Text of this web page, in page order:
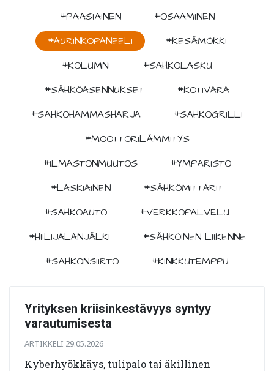
#PÄÄSIÄINEN
#OSAAMINEN
#AURINKOPANEELI
#KESÄMÖKKI
#KOLUMNI
#SAHKOLASKU
#SÄHKÖASENNUKSET
#KOTIVARA
#SÄHKÖHAMMASHARJA
#SÄHKÖGRILLI
#MOOTTORILÄMMITYS
#ILMASTONMUUTOS
#YMPÄRISTÖ
#LASKIAINEN
#SÄHKÖMITTARIT
#SÄHKÖAUTO
#VERKKOPALVELU
#HIILIJALANJÄLKI
#SÄHKÖINEN LIIKENNE
#SÄHKÖNSIIRTO
#KINKKUTEMPPU
Yrityksen kriisinkestävyys syntyy
varautumisesta
ARTIKKELI 29.05.2026
Kyberhyökkäys, tulipalo tai äkillinen